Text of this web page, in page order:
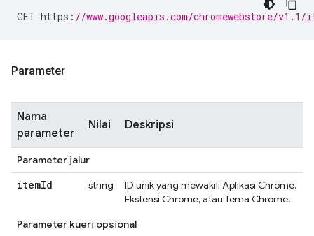
GET https : //www.googleapis.com/chromewebstore/
Parameter
Nama
parameter
Nilai Deskripsi
Parameter jalur
itemId string
ID unik yang mewakili Aplikasi Chrome,
Ekstensi Chrome, atau Tema Chrome.
Parameter kueri opsional